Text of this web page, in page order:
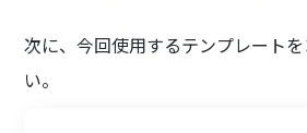
次に、今回使用するテンプレート
い。